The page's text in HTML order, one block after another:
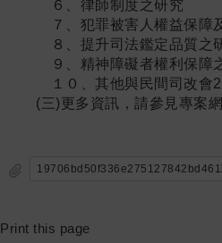
６、律師制度之研究
７、犯罪被害人權益保障及
８、提升司法鑑定品質之
９、精神障礙者權利保障
１０、其他與民間司改會
(三)更多資訊，請參見專案網
Print this page